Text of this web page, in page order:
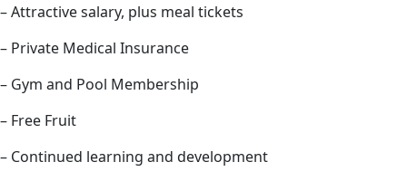
– Attractive salary, plus meal tickets
– Private Medical Insurance
– Gym and Pool Membership
– Free Fruit
– Continued learning and development